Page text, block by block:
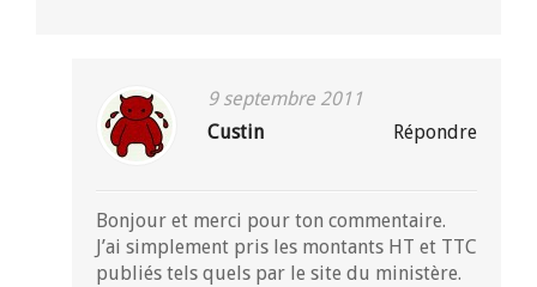
9 septembre 2011
Custin
Répondre
Bonjour et merci pour ton commentaire.
J’ai simplement pris les montants HT et TTC
publiés tels quels par le site du ministère.